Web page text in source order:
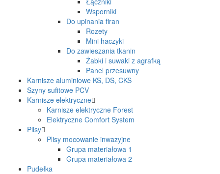
Wsporniki
Do upinania firan
Rozety
Mini haczyki
Do zawieszania tkanin
Żabki i suwaki z agrafką
Panel przesuwny
Karnisze aluminiowe KS, DS, CKS
Szyny sufitowe PCV
Karnisze elektryczne
Karnisze elektryczne Forest
Elektryczne Comfort System
Plisy
Plisy mocowanie inwazyjne
Grupa materiałowa 1
Grupa materiałowa 2
Pudełka